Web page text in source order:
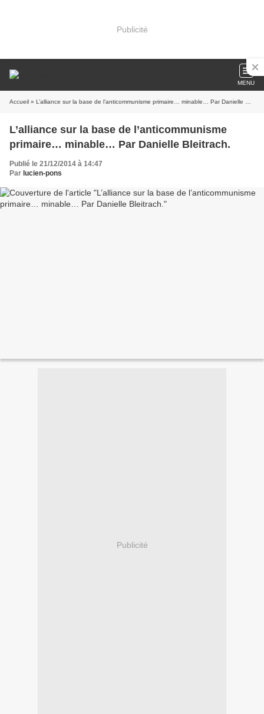
Publicité
MENU
Accueil » L’alliance sur la base de l’anticommunisme primaire… minable… Par Danielle Bleitrach.
L’alliance sur la base de l’anticommunisme
primaire… minable… Par Danielle Bleitrach.
Publié le 21/12/2014 à 14:47
Par lucien-pons
Publicité